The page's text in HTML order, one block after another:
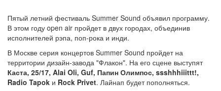
Пятый летний фестиваль Summer Sound объявил программу.
В этом году open air пройдет в двух городах, объединив
исполнителей рэпа, поп-рока и инди.
В Москве серия концертов Summer Sound пройдет на
территории дизайн-завода "Флакон". На его сцене выступят
Каста, 25/17, Alai Oli, Guf, Папин Олимпос, ssshhhiiittt!,
Radio Tapok и Rock Privet. Лайнап будет пополняться.